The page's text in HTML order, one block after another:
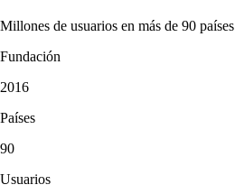
Millones de usuarios en más de 90 países
Fundación
2016
Países
90
Usuarios